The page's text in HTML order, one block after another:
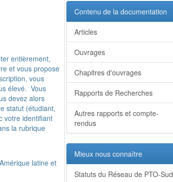
entièrement,
et vous propose
vous
élevé. Vous
devez alors
statut (étudiant,
votre identifiant
la rubrique
latine et
Contenu de la documentation
Articles
Ouvrages
Chapitres d'ouvrages
Rapports de Recherches
Autres rapports et compte-
rendus
Mieux nous connaître
Statuts du Réseau de PTO-Sud